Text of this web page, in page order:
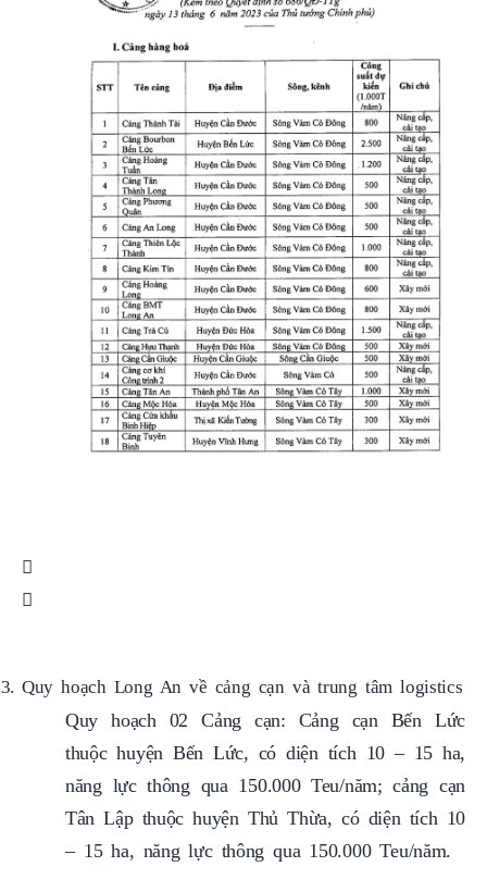
Quy hoạch Long An về cảng cạn và trung tâm logistics
Quy hoạch 02 Cảng cạn: Cảng cạn Bến Lức
thuộc huyện Bến Lức, có diện tích 10 – 15 ha,
năng lực thông qua 150.000 Teu/năm; cảng cạn
Tân Lập thuộc huyện Thủ Thừa, có diện tích 10
– 15 ha, năng lực thông qua 150.000 Teu/năm.